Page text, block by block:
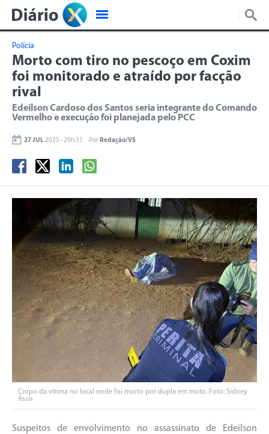
Polícia
Morto com tiro no pescoço em Coxim
foi monitorado e atraído por facção
rival
Edeilson Cardoso dos Santos seria integrante do Comando
Vermelho e execução foi planejada pelo PCC
27 JUL2025 - 20h:31 Por Redação/VS
Corpo da vítima no local onde foi morto por dupla em moto. Foto: Sidney
Assis
Suspeitos de envolvimento no assassinato de Edeilson